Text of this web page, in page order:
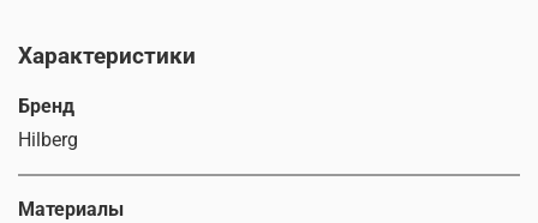
Характеристики
Бренд
Hilberg
Материалы